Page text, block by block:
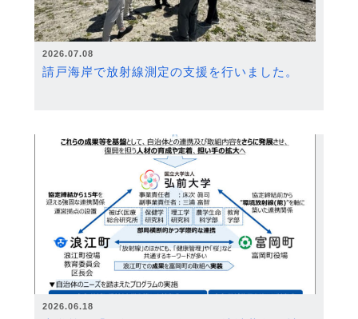
2026.07.08
請戸海岸で放射線測定の支援を行いました。
2026.06.18